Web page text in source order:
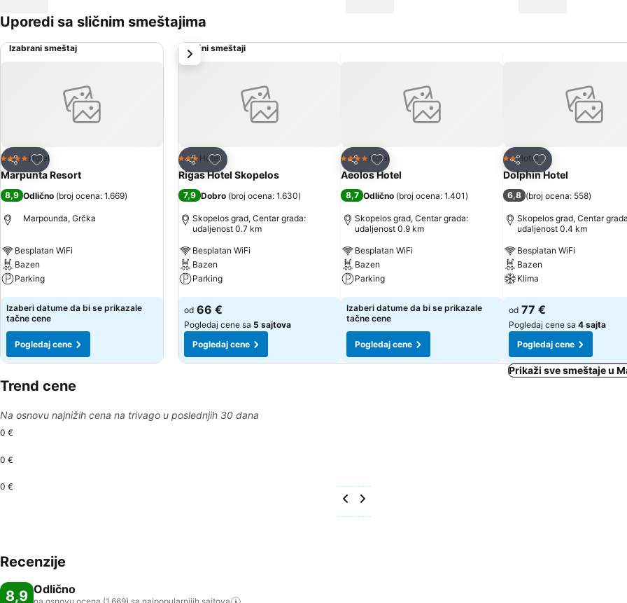
Uporedi sa sličnim smeštajima
Izabrani smeštaj
Deli
Dodati u favorite
4 Zvezdice
Hotel
Marpunta Resort
8,9 Odlično (broj ocena: 1.669)
Marpounda, Grčka
Besplatan WiFi
Bazen
Parking
Pogledaj cene
Izaberi datume da bi se prikazale
tačne cene
Pogledaj cene
Slični smeštaji
Deli
Dodati u favorite
3 Zvezdice
Hotel
Rigas Hotel Skopelos
7,9 Dobro (broj ocena: 1.630)
Skopelos grad, Centar grada:
udaljenost 0.7 km
Besplatan WiFi
Bazen
Parking
Pogledaj cene
od 66 €
Pogledaj cene sa 5 sajtova
Pogledaj cene
Deli
Dodati u favorite
4 Zvezdice
Hotel
Aeolos Hotel
8,7 Odlično (broj ocena: 1.401)
Skopelos grad, Centar grada:
udaljenost 0.9 km
Besplatan WiFi
Bazen
Parking
Pogledaj cene
Izaberi datume da bi se prikazale
tačne cene
Pogledaj cene
Deli
Dodati u favorite
2 Zvezdice
Hotel
Dolphin Hotel
6,8 (broj ocena: 558)
Skopelos grad, Centar
udaljenost 0.4 km
Besplatan WiFi
Bazen
Klima
Pogledaj cene
od 77 €
Pogledaj cene sa 4 sajta
Pogledaj cene
sledeće
Prikaži sve smeštaje u
Trend cene
Na osnovu najnižih cena na trivago u poslednjih 30 dana
0 €
0 €
0 €
Recenzije
8,9 Odlično